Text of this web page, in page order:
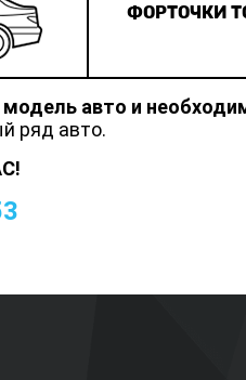
ФОРТОЧКИ
авто и
ряд авто.